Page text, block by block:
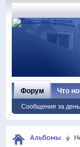
Форум
Сообщения за день
Что
Альбомы